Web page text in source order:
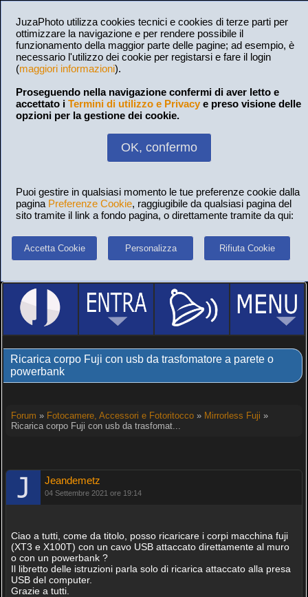
JuzaPhoto utilizza cookies tecnici e cookies di terze parti per
ottimizzare la navigazione e per rendere possibile il
funzionamento della maggior parte delle pagine; ad esempio, è
necessario l'utilizzo dei cookie per registarsi e fare il login
(maggiori informazioni).
Proseguendo nella navigazione confermi di aver letto e
accettato i Termini di utilizzo e Privacy e preso visione delle
opzioni per la gestione dei cookie.
OK, confermo
Puoi gestire in qualsiasi momento le tue preferenze cookie dalla
pagina Preferenze Cookie, raggiugibile da qualsiasi pagina del
sito tramite il link a fondo pagina, o direttamente tramite da qui:
Accetta Cookie Personalizza Rifiuta Cookie
Ricarica corpo Fuji con usb da trasfomatore a parete o
powerbank
Forum » Fotocamere, Accessori e Fotoritocco» Mirrorless Fuji »
Ricarica corpo Fuji con usb da trasfomat...
Jeandemetz
04 Settembre 2021 ore 19:14
Ciao a tutti, come da titolo, posso ricaricare i corpi macchina fuji
(XT3 e X100T) con un cavo USB attaccato direttamente al muro
o con un powerbank ?
Il libretto delle istruzioni parla solo di ricarica attaccato alla presa
USB del computer.
Grazie a tutti.